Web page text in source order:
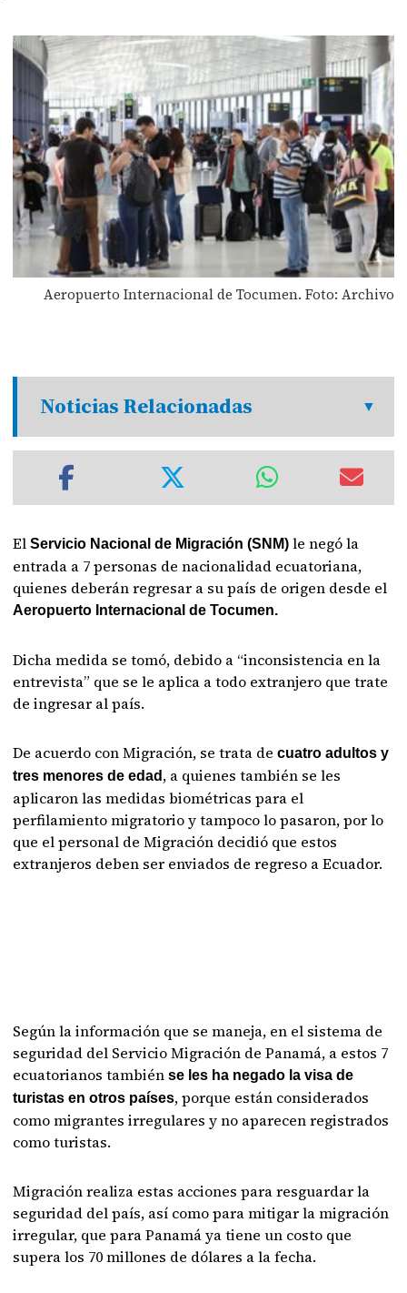
Aeropuerto Internacional de Tocumen. Foto: Archivo
Noticias Relacionadas
ElServicio Nacional de Migración (SNM) le negó la
entrada a 7 personas de nacionalidad ecuatoriana,
quienes deberán regresar a su país de origen desde el
Aeropuerto Internacional de Tocumen.
Dicha medida se tomó, debido a “inconsistencia en la
entrevista” que se le aplica a todo extranjero que trate
de ingresar al país.
De acuerdo con Migración, se trata decuatro adultos y
tres menores de edad , a quienes también se les
aplicaron las medidas biométricas para el
perfilamiento migratorio y tampoco lo pasaron, por lo
que el personal de Migración decidió que estos
extranjeros deben ser enviados de regreso a Ecuador.
Según la información que se maneja, en el sistema de
seguridad del Servicio Migración de Panamá, a estos 7
ecuatorianos tambiénse les ha negado la visa de
turistas en otros países, porque están considerados
como migrantes irregulares y no aparecen registrados
como turistas.
Migración realiza estas acciones para resguardar la
seguridad del país, así como para mitigar la migración
irregular, que para Panamá ya tiene un costo que
supera los 70 millones de dólares a la fecha.